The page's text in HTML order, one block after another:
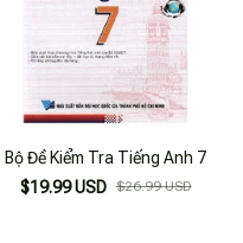
Bộ Đề Kiểm Tra Tiếng Anh 7
$19.99 USD $26.99 USD